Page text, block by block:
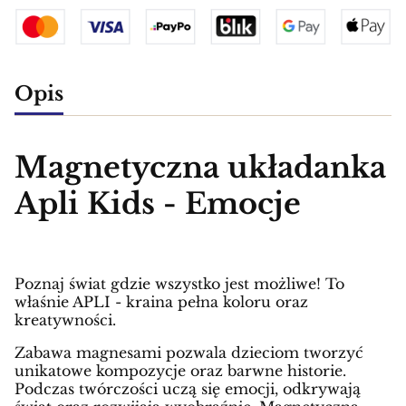
Opis
Magnetyczna układanka
Apli Kids - Emocje
Poznaj świat gdzie wszystko jest możliwe! To
właśnie APLI - kraina pełna koloru oraz
kreatywności.
Zabawa magnesami pozwala dzieciom tworzyć
unikatowe kompozycje oraz barwne historie.
Podczas twórczości uczą się emocji, odkrywają